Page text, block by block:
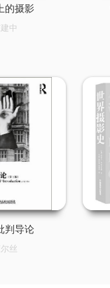
的摄影
中
判导论
丝